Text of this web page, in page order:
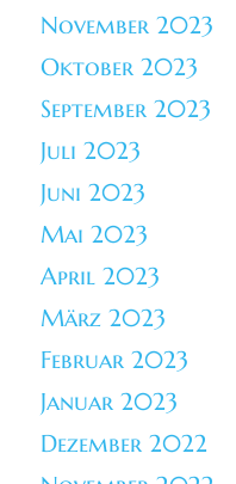
November 2023
Oktober 2023
September 2023
Juli 2023
Juni 2023
Mai 2023
April 2023
März 2023
Februar 2023
Januar 2023
Dezember 2022